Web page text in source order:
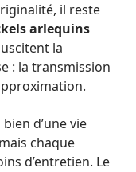
il reste
arlequins
la
: la transmission
d’une vie
chaque
d’entretien. Le